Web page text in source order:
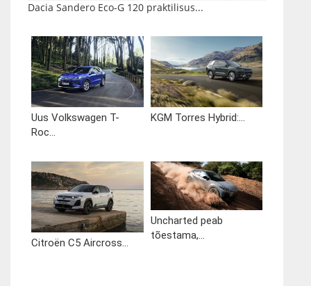
Dacia Sandero Eco-G 120 praktilisus...
Uus Volkswagen T-
Roc...
KGM Torres Hybrid:...
Citroën C5 Aircross...
Uncharted peab
tõestama,...